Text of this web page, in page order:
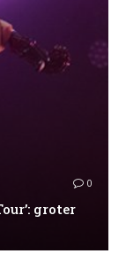
0
groter